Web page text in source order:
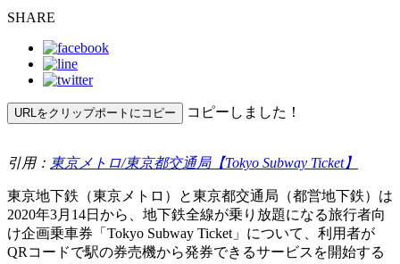
SHARE
URLをクリップポートにコピー コピーしました！
引用： 東京メトロ/東京都交通局【Tokyo Subway Ticket】
東京地下鉄（東京メトロ）と東京都交通局（都営地下鉄）は
2020年3月14日から、地下鉄全線が乗り放題になる旅行者向
け企画乗車券「Tokyo Subway Ticket」について、利用者が
QRコードで駅の券売機から発券できるサービスを開始する